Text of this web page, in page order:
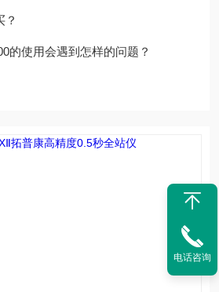
？
的使用会遇到怎样的问题？
电话咨询